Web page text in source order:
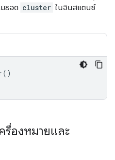
ธอด cluster ในอินสแตนซ์
()
รื่องหมายและ